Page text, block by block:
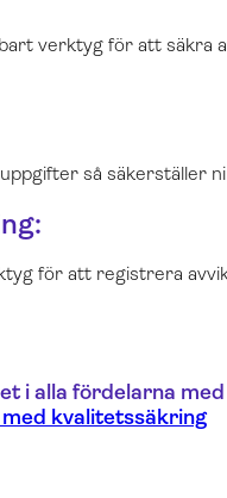
verktyg för att säkra
så säkerställer
för att registrera
i alla fördelarna
kvalitetssäkring